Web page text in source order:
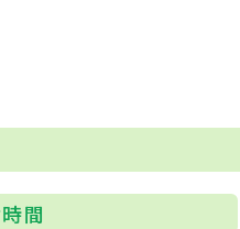
間